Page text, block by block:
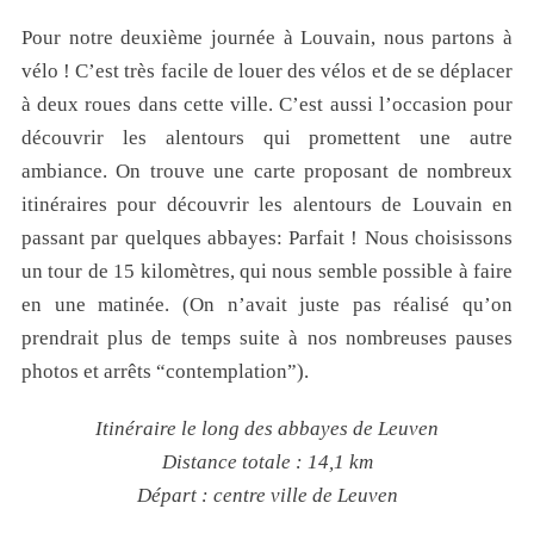
Pour notre deuxième journée à Louvain, nous partons à
vélo ! C’est très facile de louer des vélos et de se déplacer
à deux roues dans cette ville. C’est aussi l’occasion pour
découvrir les alentours qui promettent une autre
ambiance. On trouve une carte proposant de nombreux
itinéraires pour découvrir les alentours de Louvain en
passant par quelques abbayes: Parfait ! Nous choisissons
un tour de 15 kilomètres, qui nous semble possible à faire
en une matinée. (On n’avait juste pas réalisé qu’on
prendrait plus de temps suite à nos nombreuses pauses
photos et arrêts “contemplation”).
Itinéraire le long des abbayes de Leuven
Distance totale : 14,1 km
Départ : centre ville de Leuven